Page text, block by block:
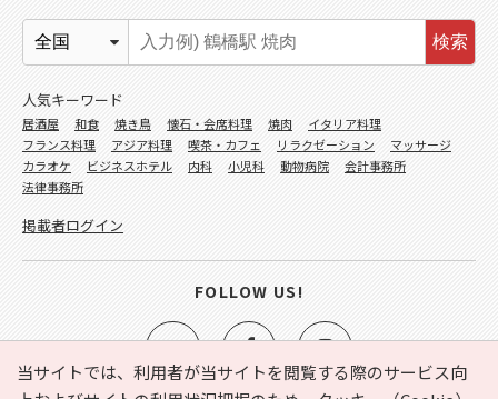
当サイトでは、利用者が当サイトを閲覧する際のサービス向
検索
人気キーワード
居酒屋 和食 焼き鳥 懐石・会席料理 焼肉
イタリア料理
フランス料理
アジア料理 喫茶・カフェ リラクゼーション
マッサージ
カラオケ
ビジネスホテル 内科 小児科 動物病院
会計事務所
法律事務所
掲載者ログイン
FOLLOW US!